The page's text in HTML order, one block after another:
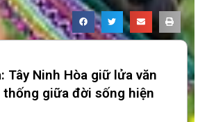
Tây Ninh Hòa giữ lửa văn
thống giữa đời sống hiện